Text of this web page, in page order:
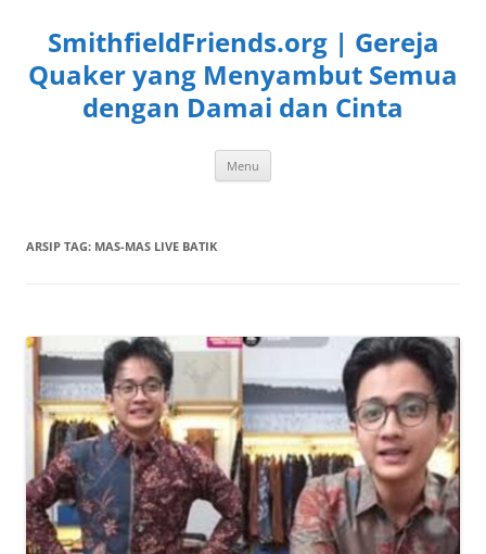
SmithfieldFriends.org | Gereja
Quaker yang Menyambut Semua
dengan Damai dan Cinta
Menu
ARSIP TAG: MAS-MAS LIVE BATIK